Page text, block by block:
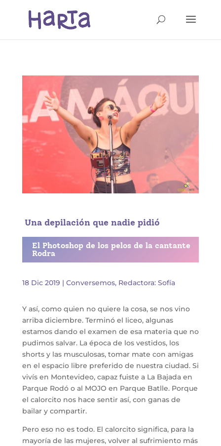
Una depilación que nadie pidió
El Photoshop de los pelos de la cantante
Rodra
18 Dic 2019 | Conversemos, Redactora: Sofía
Y así, como quien no quiere la cosa, se nos vino
arriba diciembre. Terminó el liceo, algunas
estamos dando el examen de esa materia que no
pudimos salvar. La época de los vestidos, los
shorts y las musculosas, tomar mate con amigas
en el espacio libre preferido de nuestra ciudad. Si
vivís en Montevideo, capaz fuiste a La Bajada en
Parque Rodó o al MOJO en Parque Batlle. Porque
el calorcito nos hace sentir así, con ganas de
bailar y compartir.
Pero eso no es todo. El calorcito significa, para la
mayoría de las mujeres, volver al sufrimiento más